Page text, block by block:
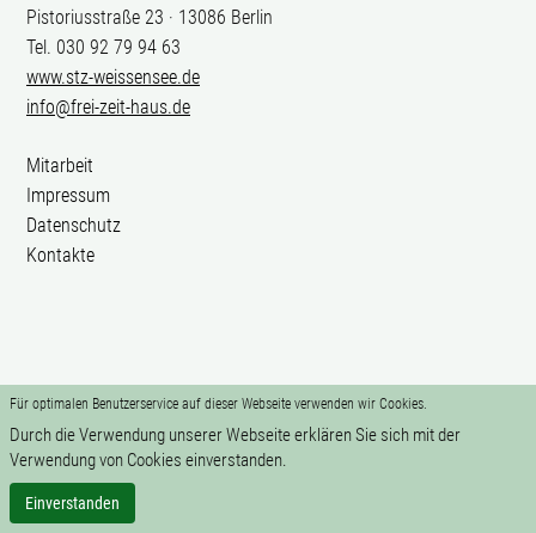
Für optimalen Benutzerservice auf dieser Webseite verwenden wir Cookies.
Durch die Verwendung unserer Webseite erklären Sie sich mit der
Verwendung von Cookies einverstanden.
Einverstanden
Pistoriusstraße 23 · 13086 Berlin
Tel. 030 92 79 94 63
www.stz-weissensee.de
info@frei-zeit-haus.de
Mitarbeit
Impressum
Datenschutz
Kontakte